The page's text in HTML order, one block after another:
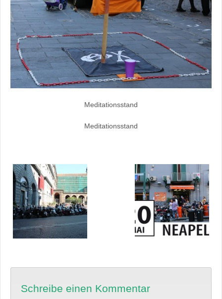
Meditationsstand
Meditationsstand
Schreibe einen Kommentar